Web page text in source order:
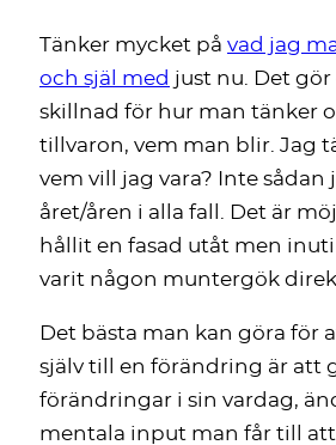
Tänker mycket på vad jag
och själ med just nu. Det
skillnad för hur man tänker
tillvaron, vem man blir. Jag
vem vill jag vara? Inte sådan
året/åren i alla fall. Det är
hållit en fasad utåt men
varit någon muntergök
Det bästa man kan göra för
själv till en förändring är att
förändringar i sin vardag,
mentala input man får till att